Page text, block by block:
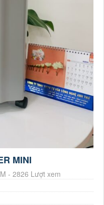
MINI
- 2826 Lượt xem